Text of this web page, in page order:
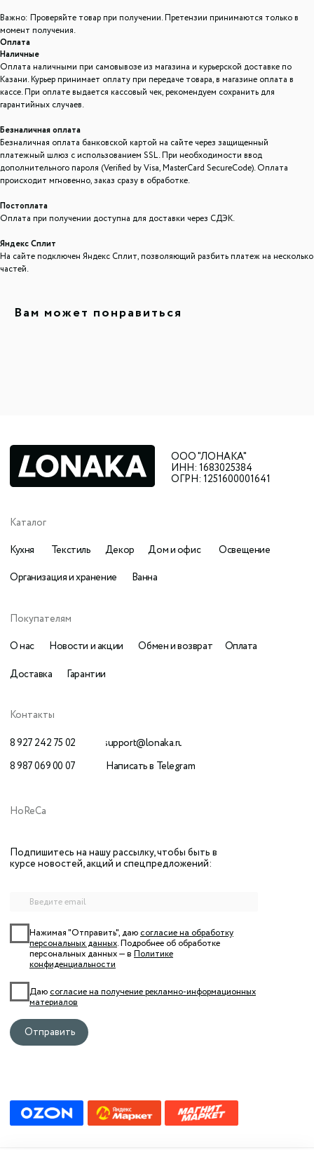
Важно: Проверяйте товар при получении. Претензии принимаются только в
момент получения.
Оплата
Наличные
Оплата наличными при самовывозе из магазина и курьерской доставке по
Казани. Курьер принимает оплату при передаче товара, в магазине оплата в
кассе. При оплате выдается кассовый чек, рекомендуем сохранить для
гарантийных случаев.
Безналичная оплата
Безналичная оплата банковской картой на сайте через защищенный
платежный шлюз с использованием SSL. При необходимости ввод
дополнительного пароля (Verified by Visa, MasterCard SecureCode). Оплата
происходит мгновенно, заказ сразу в обработке.
Постоплата
Оплата при получении доступна для доставки через СДЭК.
Яндекс Сплит
На сайте подключен Яндекс Сплит, позволяющий разбить платеж на несколько
частей.
Вам может понравиться
Кухня Текстиль Декор Дом и офис
Освещение
Обмен и возврат Оплата
8 987 069 00 07
Доставка Гарантии
Каталог
Разработка
сайта:
Публичная оферта
komarovaeee
Подпишитесь на нашу рассылку, чтобы быть в
курсе новостей, акций и спецпредложений:
Покупателям
Контакты